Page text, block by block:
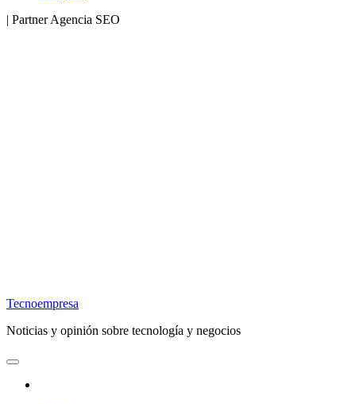
| Partner Agencia SEO
Tecnoempresa
Noticias y opinión sobre tecnología y negocios